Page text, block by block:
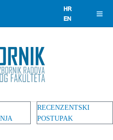
RECENZENTSKI
POSTUPAK